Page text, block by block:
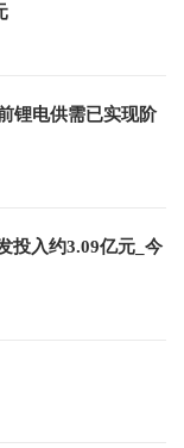
锂电供需已实现阶
投入约3.09亿元_今